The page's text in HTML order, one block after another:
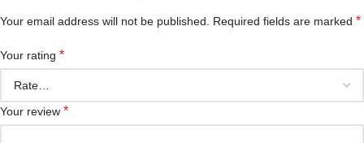
Your email address will not be published. Required fields are marked *
Your rating *
Your review *